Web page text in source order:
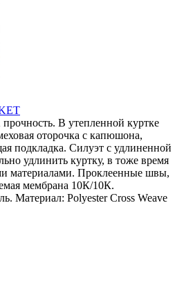
В утепленной куртке
оторочка с капюшона,
подкладка. Силуэт с удлиненной
удлинить куртку, в тоже время
материалами. Проклеенные швы,
мембрана 10К/10К.
Материал: Polyester Cross Weave